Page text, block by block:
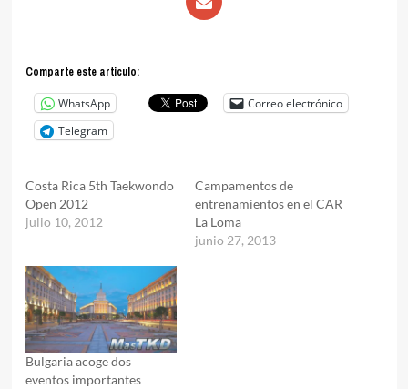
Comparte este articulo:
WhatsApp
Correo electrónico
Telegram
Costa Rica 5th Taekwondo
Open 2012
julio 10, 2012
Campamentos de
entrenamientos en el CAR
La Loma
junio 27, 2013
Bulgaria acoge dos
eventos importantes